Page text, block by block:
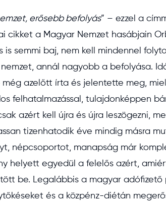
erősebb befolyás” – ezzel a
cikket a Magyar Nemzet hasábjain
is semmi baj, nem kell mindennel
annál nagyobb a befolyása.
még azelőtt írta és jelentette meg,
felhatalmazással, tulajdonképpen
azért kell újra és újra leszögezni,
tizenhatodik éve mindig másra
népcsoportot, manapság már
helyett egyedül a felelős azért,
be. Legalábbis a magyar
és a közpénz-diétán